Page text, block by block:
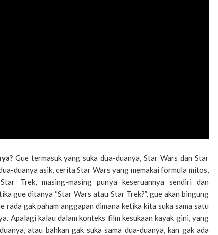
Gue termasuk yang suka dua-duanya, Star Wars dan Star
duanya asik, cerita Star Wars yang memakai formula mitos,
Trek, masing-masing punya keseruannya sendiri dan
gue ditanya “Star Wars atau Star Trek?”, gue akan bingung
rada gak paham anggapan dimana ketika kita suka sama satu
Apalagi kalau dalam konteks film kesukaan kayak gini, yang
atau bahkan gak suka sama dua-duanya, kan gak ada